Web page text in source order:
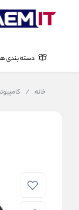
دسته بندی
خانه /